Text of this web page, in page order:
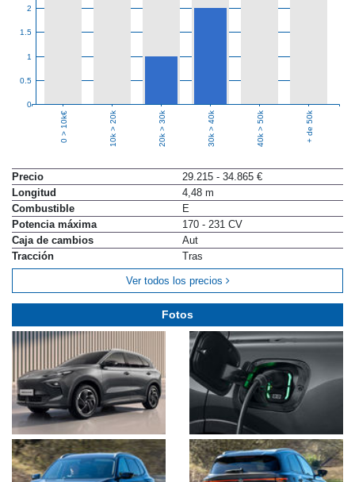
0
0.5
1
1.5
2
0 > 10k€ 10k > 20k 20k > 30k 30k > 40k 40k > 50k + de 50k
Precio
29.215 - 34.865 €
Longitud
4,48 m
Combustible
E
Potencia máxima
170 - 231 CV
Caja de cambios
Aut
Tracción
Tras
Ver todos los precios
Fotos